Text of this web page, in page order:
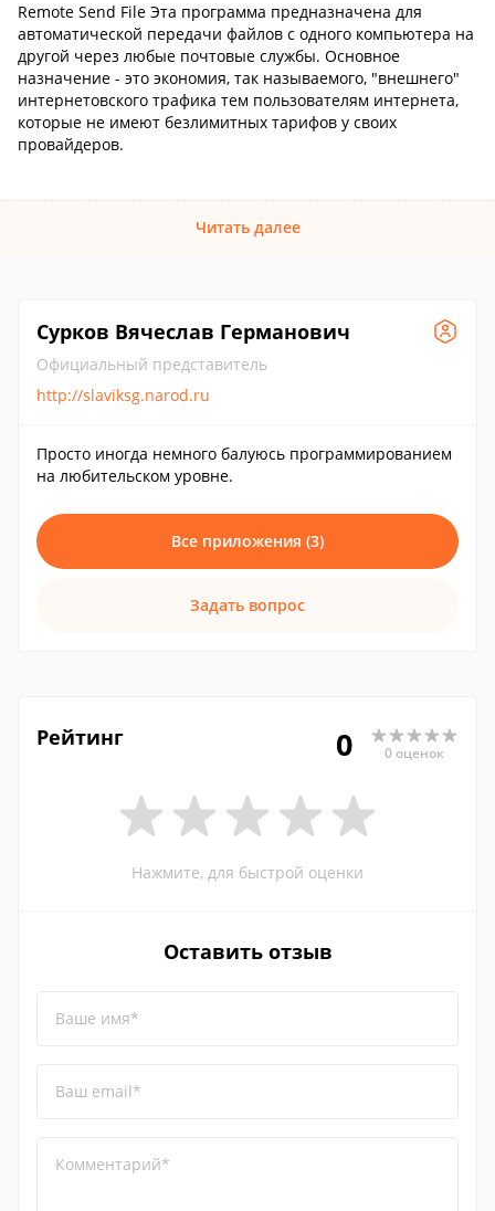
Remote Send File Эта программа предназначена для
автоматической передачи файлов с одного компьютера на
другой через любые почтовые службы. Основное
назначение - это экономия, так называемого, "внешнего"
интернетовского трафика тем пользователям интернета,
которые не имеют безлимитных тарифов у своих
провайдеров.
Читать далее
Сурков Вячеслав Германович
Официальный представитель
http://slaviksg.narod.ru
Просто иногда немного балуюсь программированием
на любительском уровне.
Все приложения (3)
Задать вопрос
Рейтинг 0 0 оценок
Нажмите, для быстрой оценки
Оставить отзыв
Ваше имя*
Ваш email*
Комментарий*